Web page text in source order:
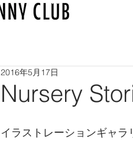
Nursery
2016年5月17日
イラストレーションギャ